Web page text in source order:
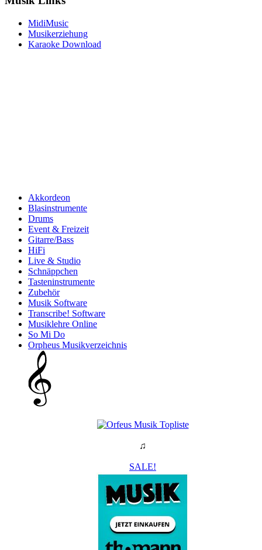
MidiMusic
Musikerziehung
Karaoke Download
Akkordeon
Blasinstrumente
Drums
Event & Freizeit
Gitarre/Bass
HiFi
Live & Studio
Schnäppchen
Tasteninstrumente
Zubehör
Musik Software
Transcribe! Software
Musiklehre Online
So Mi Do
Orpheus Musikverzeichnis
♫
SALE!